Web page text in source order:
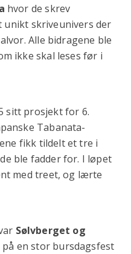
hvor de skrev
skriveunivers der
Alle bidragene ble
ikke skal leses før i
sitt prosjekt for 6.
Tabanata-
fikk tildelt et tre i
ble fadder for. I løpet
med treet, og lærte
Sølvberget og
på en stor bursdagsfest